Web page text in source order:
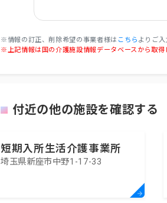
※情報の訂正、削除希望の事業者様は こちら よりご
※上記情報は国の介護施設情報データベースから取得
付近の他の施設を確認する
短期入所生活介護事業所
みかんの里
埼玉県新座市中野1-17-33